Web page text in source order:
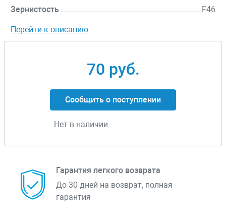
Зернистость F46
Перейти к описанию
70 руб.
Сообщить о поступлении
Нет в наличии
Гарантия легкого возврата
До 30 дней на возврат, полная
гарантия